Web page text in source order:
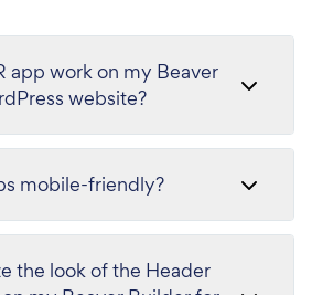
app work on my Beaver
website?
mobile-friendly?
the look of the Header